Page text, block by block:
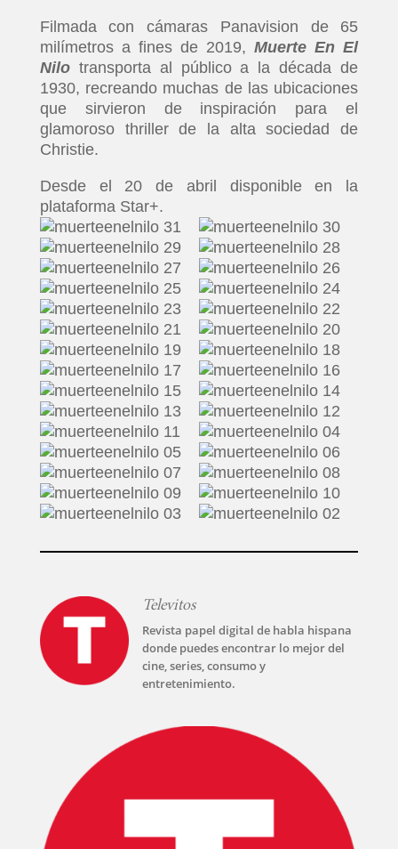
Filmada con cámaras Panavision de 65
milímetros a fines de 2019,Muerte En El
Nilotransporta al público a la década de
1930, recreando muchas de las ubicaciones
que sirvieron de inspiración para el
glamoroso thriller de la alta sociedad de
Christie.
Desde el 20 de abril disponible en la
plataforma Star+.
Televitos
Revista papel digital de habla hispana
donde puedes encontrar lo mejor del
cine, series, consumo y
entretenimiento.